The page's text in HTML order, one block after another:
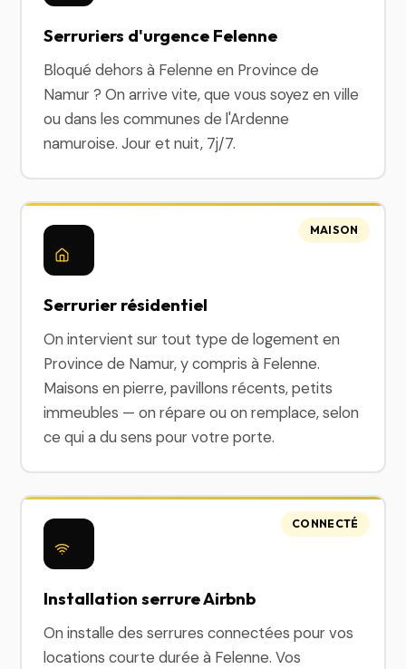
Serruriers d'urgence Felenne
Bloqué dehors à Felenne en Province de
Namur ? On arrive vite, que vous soyez en ville
ou dans les communes de l'Ardenne
namuroise. Jour et nuit, 7j/7.
Serrurier résidentiel
On intervient sur tout type de logement en
Province de Namur, y compris à Felenne.
Maisons en pierre, pavillons récents, petits
immeubles — on répare ou on remplace, selon
ce qui a du sens pour votre porte.
MAISON
Installation serrure Airbnb
On installe des serrures connectées pour vos
locations courte durée à Felenne. Vos
CONNECTÉ